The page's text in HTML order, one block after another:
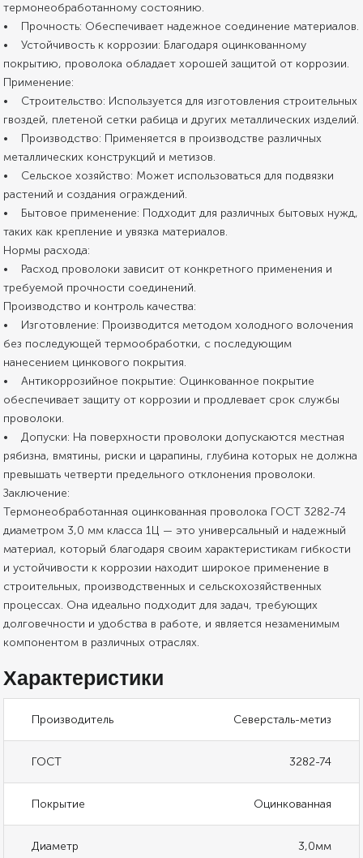
термонеобработанному состоянию.
• Прочность: Обеспечивает надежное соединение материалов.
• Устойчивость к коррозии: Благодаря оцинкованному
покрытию, проволока обладает хорошей защитой от коррозии.
Применение:
• Строительство: Используется для изготовления строительных
гвоздей, плетеной сетки рабица и других металлических изделий.
• Производство: Применяется в производстве различных
металлических конструкций и метизов.
• Сельское хозяйство: Может использоваться для подвязки
растений и создания ограждений.
• Бытовое применение: Подходит для различных бытовых нужд,
таких как крепление и увязка материалов.
Нормы расхода:
• Расход проволоки зависит от конкретного применения и
требуемой прочности соединений.
Производство и контроль качества:
• Изготовление: Производится методом холодного волочения
без последующей термообработки, с последующим
нанесением цинкового покрытия.
• Антикоррозийное покрытие: Оцинкованное покрытие
обеспечивает защиту от коррозии и продлевает срок службы
проволоки.
• Допуски: На поверхности проволоки допускаются местная
рябизна, вмятины, риски и царапины, глубина которых не должна
превышать четверти предельного отклонения проволоки.
Заключение:
Термонеобработанная оцинкованная проволока ГОСТ 3282-74
диаметром 3,0 мм класса 1Ц — это универсальный и надежный
материал, который благодаря своим характеристикам гибкости
и устойчивости к коррозии находит широкое применение в
строительных, производственных и сельскохозяйственных
процессах. Она идеально подходит для задач, требующих
долговечности и удобства в работе, и является незаменимым
компонентом в различных отраслях.
Характеристики
Производитель Северсталь-метиз
ГОСТ 3282-74
Покрытие Оцинкованная
Диаметр 3,0мм